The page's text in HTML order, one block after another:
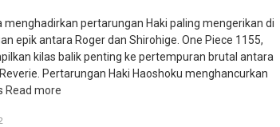
menghadirkan pertarungan Haki paling mengerikan di
epik antara Roger dan Shirohige. One Piece 1155,
kilas balik penting ke pertempuran brutal antara
Pertarungan Haki Haoshoku menghancurkan
Read more